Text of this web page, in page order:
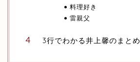
料理好き
雷親父
3行でわかる井上馨のまとめ